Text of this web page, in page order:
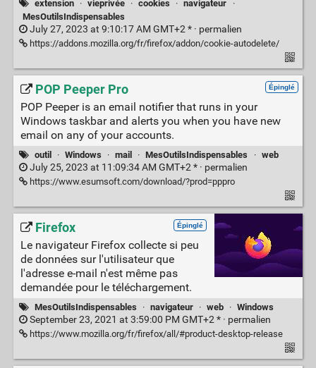
extension · vieprivée · cookies · navigateur
·
MesOutilsIndispensables
July 27, 2023 at 9:10:17 AM GMT+2 * · permalien
https://addons.mozilla.org/fr/firefox/addon/cookie-autodelete/
Épinglé
POP Peeper Pro
POP Peeper is an email notifier that runs in your
Windows taskbar and alerts you when you have new
email on any of your accounts.
outil · Windows · mail · MesOutilsIndispensables · web
July 25, 2023 at 11:09:34 AM GMT+2 * · permalien
https://www.esumsoft.com/download/?prod=pppro
Épinglé
Firefox
Le navigateur Firefox collecte si peu
de données sur l'utilisateur que
l'adresse e-mail n'est même pas
demandée pour le téléchargement.
MesOutilsIndispensables · navigateur · web · Windows
September 23, 2021 at 3:59:00 PM GMT+2 * · permalien
https://www.mozilla.org/fr/firefox/all/#product-desktop-release